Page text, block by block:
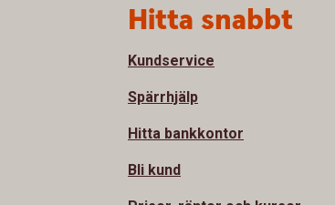
Hitta snabbt
Kundservice
Spärrhjälp
Hitta bankkontor
Bli kund